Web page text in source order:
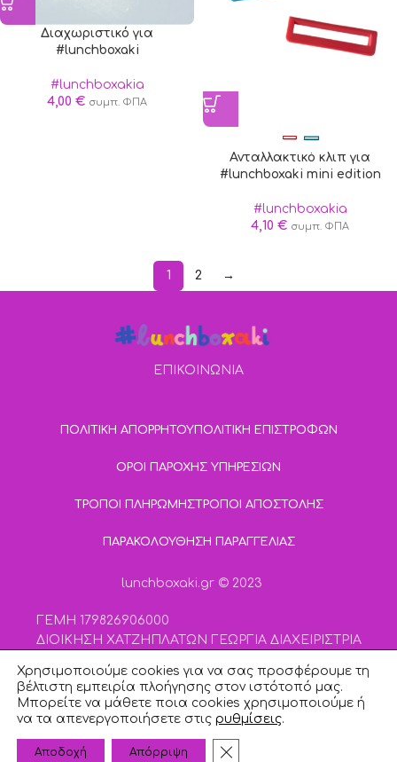
Διαχωριστικό για
#lunchboxaki
#lunchboxakia
4,00 € συμπ. ΦΠΑ
Ανταλλακτικό κλιπ για
#lunchboxaki mini edition
#lunchboxakia
4,10 € συμπ. ΦΠΑ
1 2 →
ΕΠΙΚΟΙΝΩΝΙΑ
ΠΟΛΙΤΙΚΗ ΑΠΟΡΡΗΤΟΥΠΟΛΙΤΙΚΗ ΕΠΙΣΤΡΟΦΩΝ
ΟΡΟΙ ΠΑΡΟΧΗΣ ΥΠΗΡΕΣΙΩΝ
ΤΡΟΠΟΙ ΠΛΗΡΩΜΗΣΤΡΟΠΟΙ ΑΠΟΣΤΟΛΗΣ
ΠΑΡΑΚΟΛΟΥΘΗΣΗ ΠΑΡΑΓΓΕΛΙΑΣ
lunchboxaki.gr © 2023
ΓΕΜΗ 179826906000
ΔΙΟΙΚΗΣΗ ΧΑΤΖΗΠΛΑΤΩΝ ΓΕΩΡΓΙΑ ΔΙΑΧΕΙΡΙΣΤΡΙΑ
Designed and Developed bySmartmoves
Χρησιμοποιούμε cookies για να σας προσφέρουμε τη
βέλτιστη εμπειρία πλοήγησης στον ιστότοπό μας.
Μπορείτε να μάθετε ποια cookies χρησιμοποιούμε ή
να τα απενεργοποιήσετε στις ρυθμίσεις.
Αποδοχή Απόρριψη Κλείσιμο του Cookie